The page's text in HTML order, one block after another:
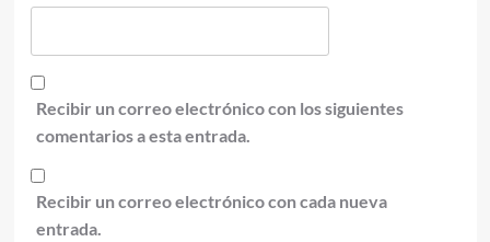
Recibir un correo electrónico con los siguientes
comentarios a esta entrada.
Recibir un correo electrónico con cada nueva
entrada.